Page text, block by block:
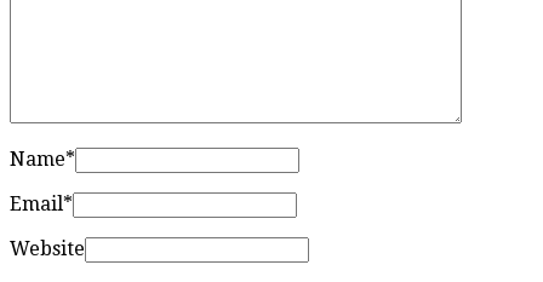
Name*
Email*
Website